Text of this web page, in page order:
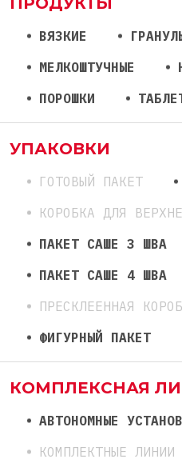
ВЯЗКИЕ
МЕЛКОШТУЧНЫЕ
ПОРОШКИ
УПАКОВКИ
ГОТОВЫЙ ПАКЕТ
КОРОБКА ДЛЯ
ПАКЕТ САШЕ 3 ШВА
ПАКЕТ САШЕ 4 ШВА
ПРЕСКЛЕЕННАЯ
ФИГУРНЫЙ ПАКЕТ
КОМПЛЕКСНАЯ
АВТОНОМНЫЕ
КОМПЛЕКТНЫЕ